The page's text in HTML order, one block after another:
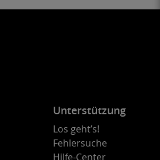
Unterstützung
Los geht’s!
Fehlersuche
Hilfe-Center